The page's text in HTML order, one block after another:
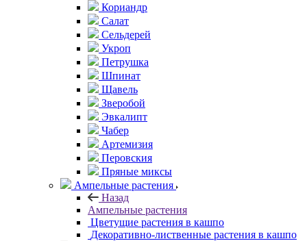
Кориандр
Салат
Сельдерей
Укроп
Петрушка
Шпинат
Щавель
Зверобой
Эвкалипт
Чабер
Артемизия
Перовския
Пряные миксы
Ампельные растения
Назад
Ампельные растения
Цветущие растения в кашпо
Декоративно-лиственные растения в кашпо